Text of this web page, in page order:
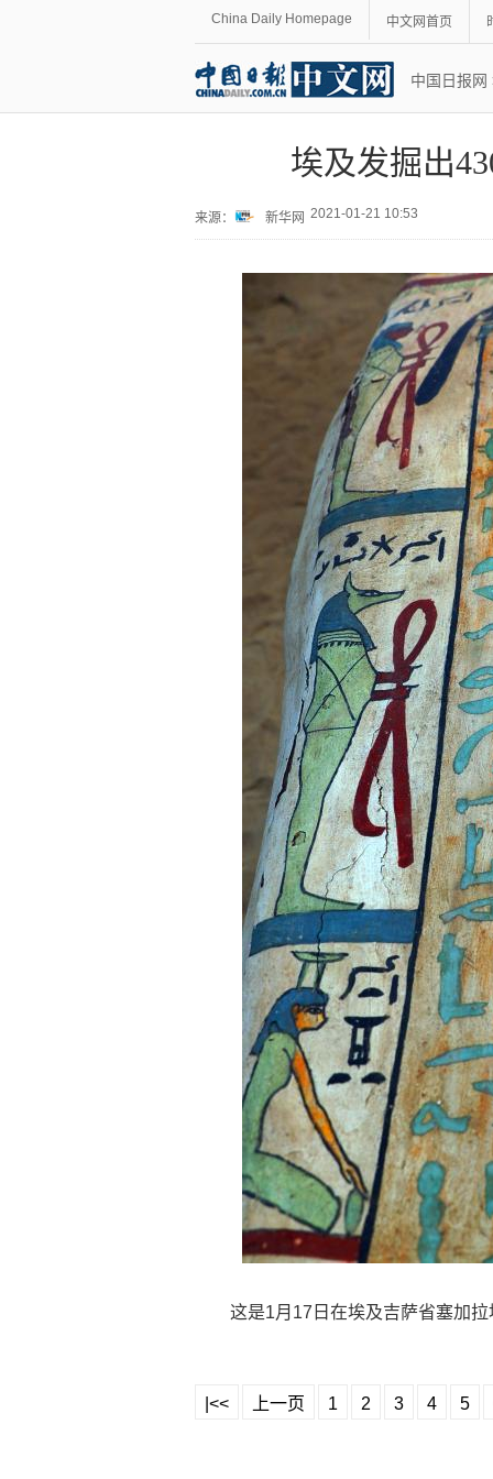
China Daily Homepage 中文网首页
中国日报网
埃及发掘出
来源： 新华网 2021-01-21 10:53
这是1月17日在埃及吉萨省塞加拉
|<< 上一页 1 2 3 4 5